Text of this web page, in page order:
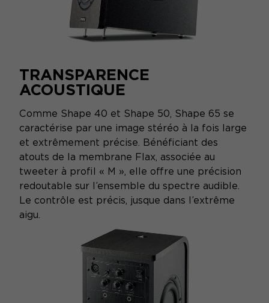
TRANSPARENCE
ACOUSTIQUE
Comme Shape 40 et Shape 50, Shape 65 se
caractérise par une image stéréo à la fois large
et extrêmement précise. Bénéficiant des
atouts de la membrane Flax, associée au
tweeter à profil « M », elle offre une précision
redoutable sur l’ensemble du spectre audible.
Le contrôle est précis, jusque dans l’extrême
aigu.